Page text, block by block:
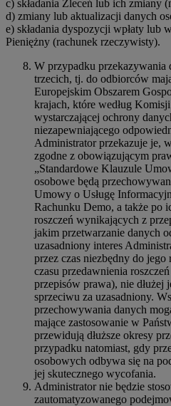
c) składania Zleceń lub ich zmiany
d) zmiany lub aktualizacji danych
e) składania dyspozycji wpłaty lub
Pieniężny (rachunek rzeczywisty).
W przypadku przekazywania
trzecich, tj. do odbiorców
Europejskim Obszarem
krajach, które według
wystarczającej ochrony
niezapewniającego
Administrator przekazuje je,
zgodne z obowiązującym
„Standardowe Klauzule
osobowe będą
Umowy o Usługę
Rachunku Demo, a także po
roszczeń wynikających z
jakim przetwarzanie danych
uzasadniony interes
przez czas niezbędny do
czasu przedawnienia
przepisów prawa), nie dłużej
sprzeciwu za uzasadniony.
przechowywania danych
mające zastosowanie w
przewidują dłuższe okresy
przypadku natomiast, gdy
osobowych odbywa się na
jej skutecznego wycofania.
Administrator nie będzie
zautomatyzowanego